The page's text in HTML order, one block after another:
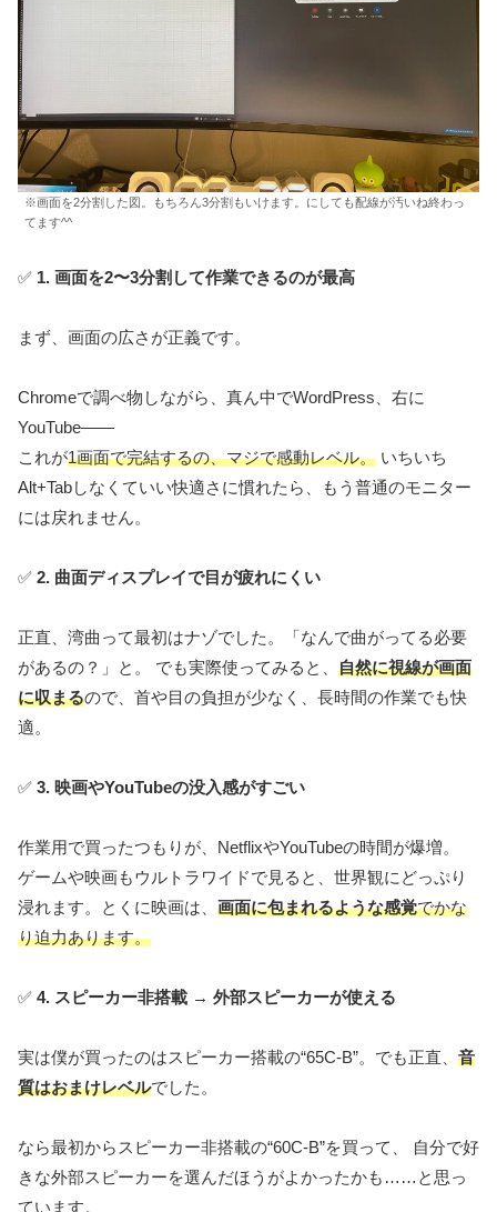
※画面を2分割した図。もちろん3分割もいけます。にしても配線が汚いね終わっ
てます^^
✅ 1. 画面を2〜3分割して作業できるのが最高
まず、画面の広さが正義です。
Chromeで調べ物しながら、真ん中でWordPress、右に
YouTube――
これが1画面で完結するの、マジで感動レベル。 いちいち
Alt+Tabしなくていい快適さに慣れたら、もう普通のモニター
には戻れません。
✅ 2. 曲面ディスプレイで目が疲れにくい
正直、湾曲って最初はナゾでした。「なんで曲がってる必要
があるの？」と。 でも実際使ってみると、 自然に視線が画面
に収まるので、首や目の負担が少なく、長時間の作業でも快
適。
✅ 3. 映画やYouTubeの没入感がすごい
作業用で買ったつもりが、NetflixやYouTubeの時間が爆増。
ゲームや映画もウルトラワイドで見ると、世界観にどっぷり
浸れます。とくに映画は、 画面に包まれるような感覚でかな
り迫力あります。
✅ 4. スピーカー非搭載 → 外部スピーカーが使える
実は僕が買ったのはスピーカー搭載の“65C-B”。でも正直、 音
質はおまけレベルでした。
なら最初からスピーカー非搭載の“60C-B”を買って、 自分で好
きな外部スピーカーを選んだほうがよかったかも……と思っ
ています。